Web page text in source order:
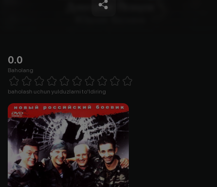
0.0
Baholang
1 Star 2 Stars 3 Stars 4 Stars5 Stars 6 Stars7 Stars8 Stars
baholash uchun yulduzlarni to'ldiring